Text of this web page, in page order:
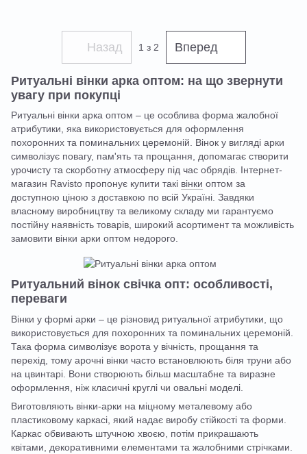
Назад 1 з 2 Вперед
Ритуальні вінки арка оптом: на що звернути
увагу при покупці
Ритуальні вінки арка оптом – це особлива форма жалобної
атрибутики, яка використовується для оформлення
похоронних та поминальних церемоній. Вінок у вигляді арки
символізує повагу, пам'ять та прощання, допомагає створити
урочисту та скорботну атмосферу під час обрядів. Інтернет-
магазин Ravisto пропонує купити такі вінки оптом за
доступною ціною з доставкою по всій Україні. Завдяки
власному виробництву та великому складу ми гарантуємо
постійну наявність товарів, широкий асортимент та можливість
замовити вінки арки оптом недорого.
Ритуальний вінок свічка опт: особливості,
переваги
Вінки у формі арки – це різновид ритуальної атрибутики, що
використовується для похоронних та поминальних церемоній.
Така форма символізує ворота у вічність, прощання та
перехід, тому арочні вінки часто встановлюють біля труни або
на цвинтарі. Вони створюють більш масштабне та виразне
оформлення, ніж класичні круглі чи овальні моделі.
Виготовляють вінки-арки на міцному металевому або
пластиковому каркасі, який надає виробу стійкості та форми.
Каркас обвивають штучною хвоєю, потім прикрашають
квітами, декоративними елементами та жалобними стрічками.